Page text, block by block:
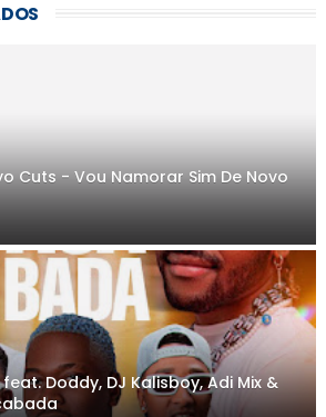
Cuts - Vou Namorar Sim De Novo
Doddy, DJ Kalisboy, Adi Mix &